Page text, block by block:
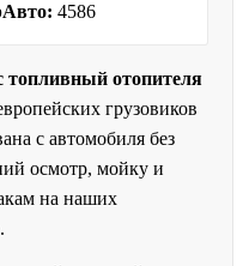
4586
топливный отопителя
грузовиков
с автомобиля без
осмотр, мойку и
на наших